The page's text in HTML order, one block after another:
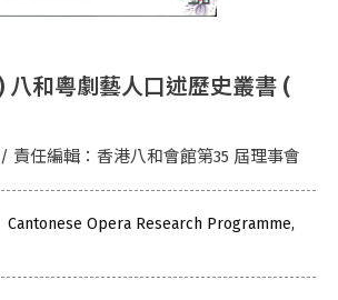
和粵劇藝人口述歷史叢書 (
責任編輯：香港八和會館第35 屆理事會
Cantonese Opera Research Programme,